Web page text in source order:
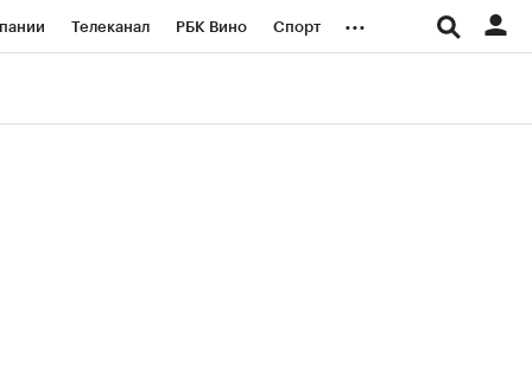
Телеканал РБК Вино Спорт ...